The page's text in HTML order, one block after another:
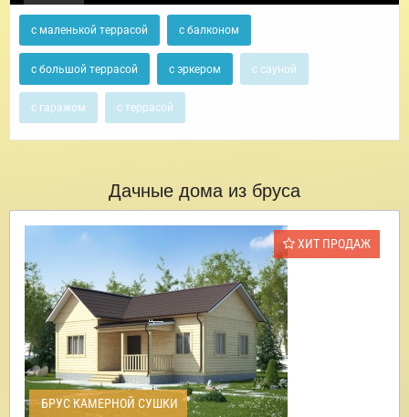
с маленькой террасой с балконом
с большой террасой с эркером с сауной
с гаражом с террасой
Дачные дома из бруса
ХИТ ПРОДАЖ
БРУС КАМЕРНОЙ СУШКИ